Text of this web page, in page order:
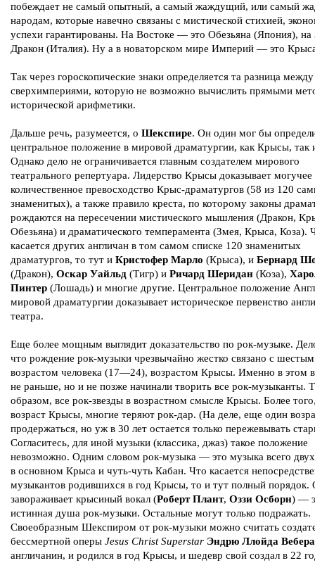
побеждает не самый опытный, а самый жаждущий, или самый
народам, которые навечно связаны с мистической стихией,
успехи гарантированы. На Востоке — это Обезьяна (Япония),
Дракон (Италия). Ну а в новаторском мире Империй — это
Так через гороскопические знаки определяется та разница между
сверхимпериями, которую не возможно вычислить прямыми
исторической арифметики.
Дальше речь, разумеется, о Шекспире. Он один мог бы
центральное положение в мировой драматургии, как Крысы, так
Однако дело не ограничивается главным создателем мирового
театрального репертуара. Лидерство Крысы доказывает могучее
количественное превосходство Крыс-драматургов (58 из 120
знаменитых), а также правило креста, по которому законы
рождаются на пересечении мистического мышления (Дракон,
Обезьяна) и драматического темперамента (Змея, Крыса, Коза).
касается других англичан в том самом списке 120 знаменитых
драматургов, то тут и Кристофер Марло (Крыса), и Бернард
(Дракон), Оскар Уайльд (Тигр) и Ричард Шеридан (Коза),
Пинтер (Лошадь) и многие другие. Центральное положение
мировой драматургии доказывает историческое первенство
театра.
Еще более мощным выглядит доказательство по рок-музыке.
что рождение рок-музыки чрезвычайно жестко связано с шестым
возрастом человека (17—24), возрастом Крысы. Именно в этом
не раньше, но и не позже начинали творить все рок-музыканты.
образом, все рок-звезды в возрастном смысле Крысы. Более
возраст Крысы, многие теряют рок-дар. (На деле, еще один
продержаться, но уж в 30 лет остается только пережевывать
Согласитесь, для иной музыки (классика, джаз) такое положение
невозможно. Одним словом рок-музыка — это музыка всего
в основном Крыса и чуть-чуть Кабан. Что касается
музыкантов родившихся в год Крысы, то и тут полный порядок.
завораживает крысиный вокал (Роберт Плант, Оззи Осборн) —
истинная душа рок-музыки. Остальные могут только подражать.
Своеобразным Шекспиром от рок-музыки можно считать
бессмертной оперы Jesus Christ Superstar Эндрю Ллойда Вебера
англичанин, и родился в год Крысы, и шедевр свой создал в 22